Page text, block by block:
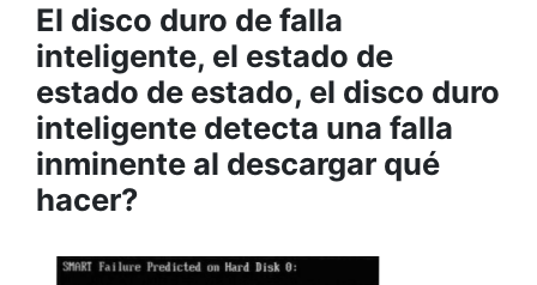
El disco duro de falla
inteligente, el estado de
estado de estado, el disco duro
inteligente detecta una falla
inminente al descargar qué
hacer?